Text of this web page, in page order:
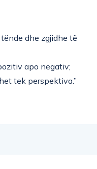
dhe zgjidhe të
apo negativ;
tek perspektiva.”